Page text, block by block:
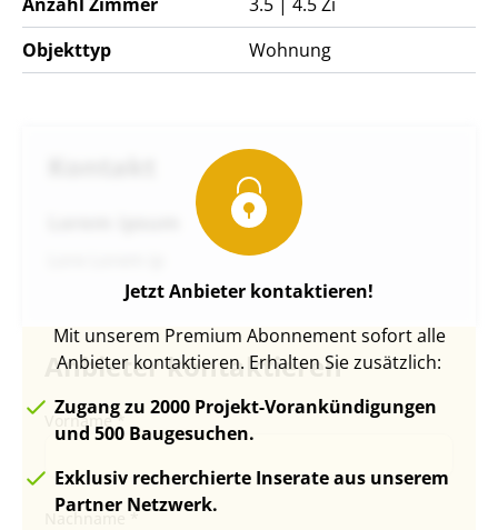
Objekttyp
Wohnung
Jetzt Anbieter kontaktieren!
Mit unserem Premium Abonnement sofort alle
Anbieter kontaktieren. Erhalten Sie zusätzlich:
Zugang zu 2000 Projekt-Vorankündigungen
und 500 Baugesuchen.
Exklusiv recherchierte Inserate aus unserem
Partner Netzwerk.
Anbieter kontaktieren
Vorname *
Nachname *